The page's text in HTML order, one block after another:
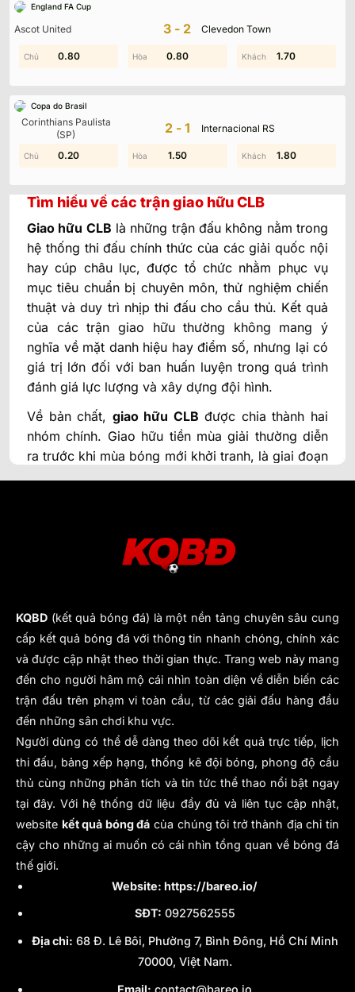
England FA Cup
Ascot United 3-2 Clevedon Town
1.60 1.20 0.10
0.80 0.80 1.70
Copa do Brasil
Corinthians Paulista
(SP)
2-1 Internacional RS
1.20 0.60 0.10
0.20 1.50 1.80
Giao hữu CLB
hiện đại, nơi kết quả không phải ưu tiên số một
nhưng lại ảnh hưởng mạnh đến cách vận hành đội
khó đoán, đồng thời tạo ra hệ kèo biến động rất
khác so với các giải chính thức. Hãy cùng tìm hiểu
chi tiết hơn về các trận đấu kiểu này để chơi cá
Tìm hiểu về các trận giao hữu CLB
Giao hữu CLB là những trận đấu không nằm trong
hệ thống thi đấu chính thức của các giải quốc nội
hay cúp châu lục, được tổ chức nhằm phục vụ
mục tiêu chuẩn bị chuyên môn, thử nghiệm chiến
thuật và duy trì nhịp thi đấu cho cầu thủ. Kết quả
của các trận giao hữu thường không mang ý
nghĩa về mặt danh hiệu hay điểm số, nhưng lại có
giá trị lớn đối với ban huấn luyện trong quá trình
đánh giá lực lượng và xây dựng đội hình.
Về bản chất, giao hữu CLB được chia thành hai
nhóm chính. Giao hữu tiền mùa giải thường diễn
ra trước khi mùa bóng mới khởi tranh, là giai đoạn
hợp giữa yếu tố chuyên môn và thương mại.
Trong khi đó, giao hữu giữa mùa lại mang tính
“chữa cháy” nhiều hơn, thường xuất hiện ở quãng
duy trì cảm giác bóng và tạo cơ hội cho các
phương án dự bị ra sân.
Dù không thuộc hệ thống giải chính thức, giao
hữu câu lạc bộ vẫn tồn tại song song vì đáp ứng
những nhu cầu mà giải đấu không thể thay thế.
Đó là không gian thử nghiệm không áp lực thành
tích, là công cụ điều chỉnh phong độ và cũng là
cầu nối để CLB mở rộng hình ảnh, tiếp cận người
hâm mộ toàn cầu. Trong bóng đá hiện đại, giao
hữu CLB không còn là “trận đấu cho có”, mà là
một phần quan trọng trong chiến lược dài hạn của
mỗi đội bóng.
KQBD (kết quả bóng đá) là một nền tảng chuyên sâu cung
cấp kết quả bóng đá với thông tin nhanh chóng, chính xác
và được cập nhật theo thời gian thực. Trang web này mang
đến cho người hâm mộ cái nhìn toàn diện về diễn biến các
trận đấu trên phạm vi toàn cầu, từ các giải đấu hàng đầu
đến những sân chơi khu vực.
Người dùng có thể dễ dàng theo dõi kết quả trực tiếp, lịch
thi đấu, bảng xếp hạng, thống kê đội bóng, phong độ cầu
thủ cùng những phân tích và tin tức thể thao nổi bật ngay
tại đây. Với hệ thống dữ liệu đầy đủ và liên tục cập nhật,
website kết quả bóng đá của chúng tôi trở thành địa chỉ tin
cậy cho những ai muốn có cái nhìn tổng quan về bóng đá
thế giới.
Website:https://bareo.io/
SĐT: 0927562555
Địa chỉ: 68 Đ. Lê Bôi, Phường 7, Bình Đông, Hồ Chí Minh
70000, Việt Nam.
Email: contact@bareo.io